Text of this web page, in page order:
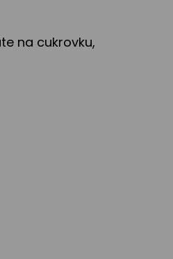
na cukrovku,